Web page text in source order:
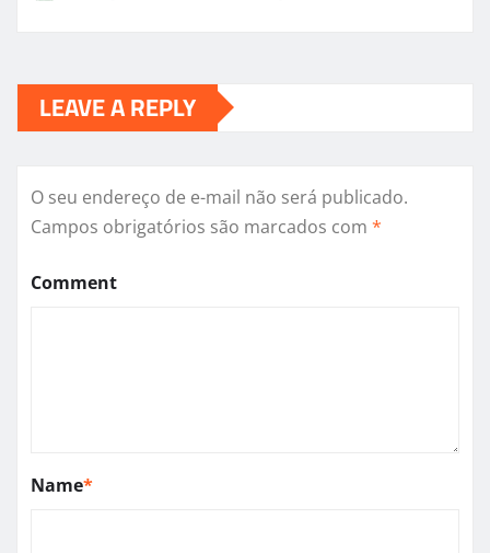
LEAVE A REPLY
O seu endereço de e-mail não será publicado.
Campos obrigatórios são marcados com *
Comment
Name*